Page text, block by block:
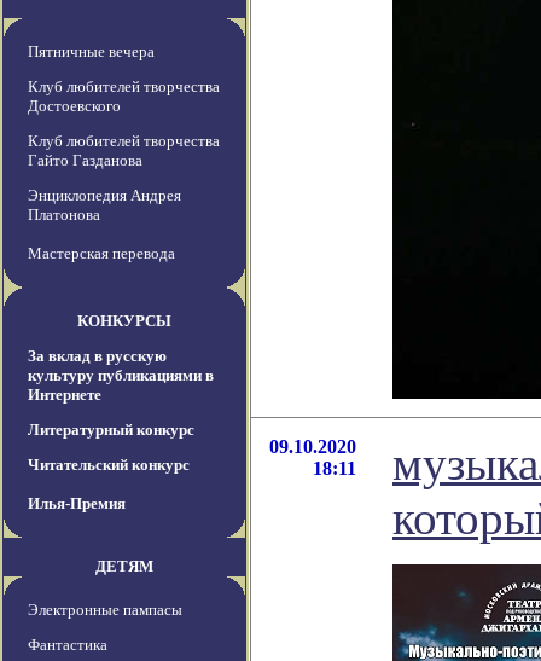
Пятничные вечера
Клуб любителей творчества
Достоевского
Клуб любителей творчества
Гайто Газданова
Энциклопедия Андрея
Платонова
Мастерская перевода
КОНКУРСЫ
За вклад в русскую
культуру публикациями в
Интернете
Литературный конкурс
Читательский конкурс
Илья-Премия
ДЕТЯМ
Электронные пампасы
Фантастика
09.10.2020
18:11